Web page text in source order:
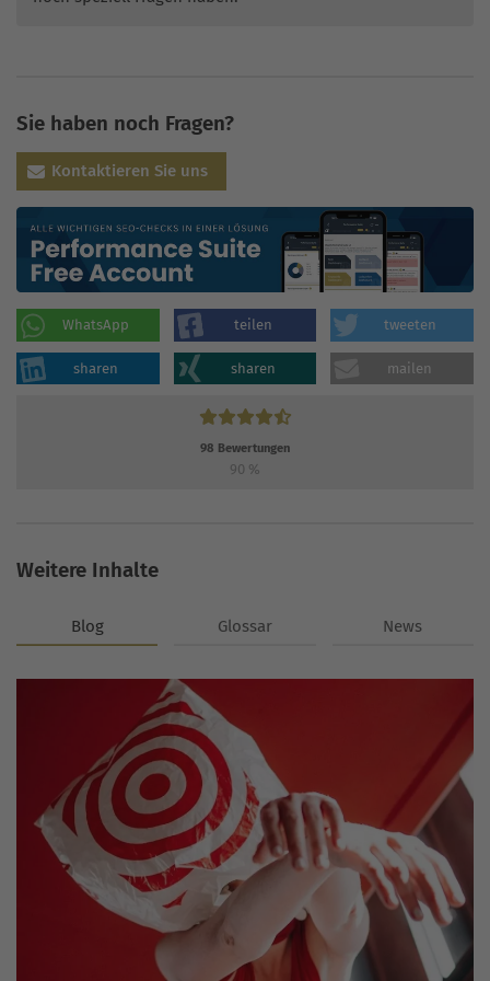
Sie haben noch Fragen?
Kontaktieren Sie uns
WhatsApp teilen tweeten
sharen sharen mailen
98 Bewertungen
90 %
Weitere Inhalte
Blog Glossar News